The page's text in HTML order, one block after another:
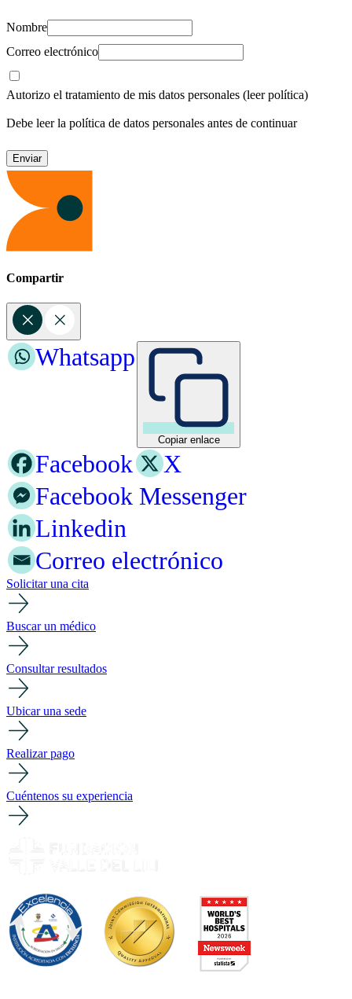
Nombre
Correo electrónico
Autorizo el tratamiento de mis datos personales (leer política)
Debe leer la política de datos personales antes de continuar
Compartir
Copiar enlace
Whatsapp
Facebook
X
Facebook Messenger
Linkedin
Correo electrónico
Solicitar una cita
Buscar un médico
Consultar resultados
Ubicar una sede
Realizar pago
Cuéntenos su experiencia